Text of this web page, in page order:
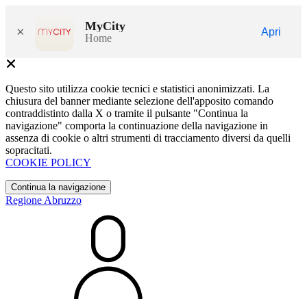
× MyCity
Home
Apri
Questo sito utilizza cookie tecnici e statistici anonimizzati. La
chiusura del banner mediante selezione dell'apposito comando
contraddistinto dalla X o tramite il pulsante "Continua la
navigazione" comporta la continuazione della navigazione in
assenza di cookie o altri strumenti di tracciamento diversi da quelli
sopracitati.
COOKIE POLICY
Continua la navigazione
Regione Abruzzo